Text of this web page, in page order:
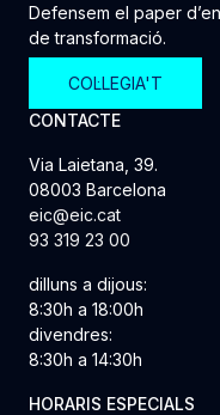
Defensem el paper
de transformació.
COL·LEGIA'T
CONTACTE
Via Laietana, 39.
08003 Barcelona
eic@eic.cat
93 319 23 00
dilluns a dijous:
8:30h a 18:00h
divendres:
8:30h a 14:30h
HORARIS ESPECIALS